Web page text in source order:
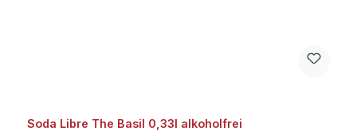
Soda Libre The Basil 0,33l alkoholfrei